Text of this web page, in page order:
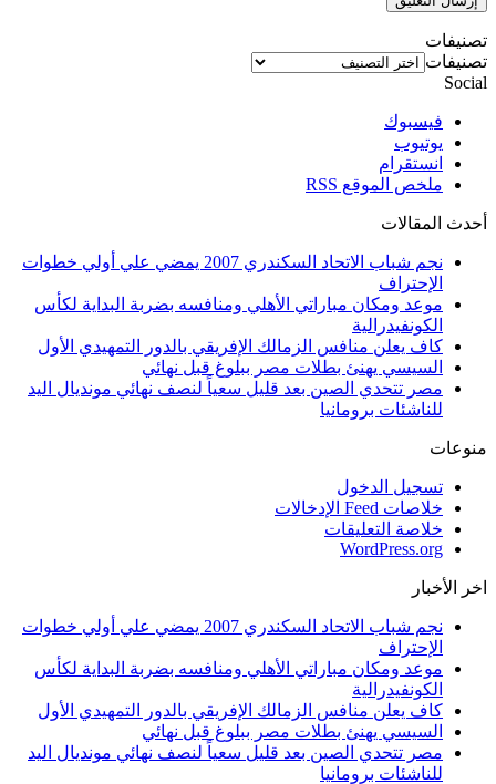
تصنيفات
تصنيفات
Social
فيسبوك
يوتيوب
انستقرام
ملخص الموقع RSS
أحدث المقالات
نجم شباب الاتحاد السكندري 2007 يمضي علي أولي خطوات
الإحتراف
موعد ومكان مباراتي الأهلي ومنافسه بضربة البداية لكأس
الكونفيدرالية
كاف يعلن منافس الزمالك الإفريقي بالدور التمهيدي الأول
السيسي يهنئ بطلات مصر ببلوغ قبل نهائي
مصر تتحدي الصين بعد قليل سعياً لنصف نهائي مونديال اليد
للناشئات برومانيا
منوعات
تسجيل الدخول
خلاصات Feed الإدخالات
خلاصة التعليقات
WordPress.org
اخر الأخبار
نجم شباب الاتحاد السكندري 2007 يمضي علي أولي خطوات
الإحتراف
موعد ومكان مباراتي الأهلي ومنافسه بضربة البداية لكأس
الكونفيدرالية
كاف يعلن منافس الزمالك الإفريقي بالدور التمهيدي الأول
السيسي يهنئ بطلات مصر ببلوغ قبل نهائي
مصر تتحدي الصين بعد قليل سعياً لنصف نهائي مونديال اليد
للناشئات برومانيا